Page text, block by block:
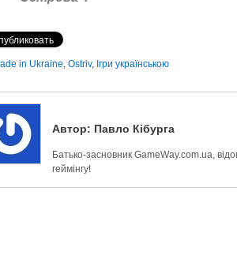
in Ukraine, Ostriv, Ігри українською
Автор: Павло Кібурга
Батько-засновник GameWay.com.ua,
геймінгу!